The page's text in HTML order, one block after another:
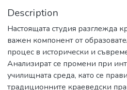
Description
Настоящата студия разглежда
важен компонент от
процес в исторически и
Анализират се промени при
училищната среда, като се
традиционните краеведски